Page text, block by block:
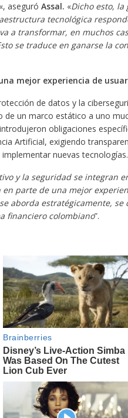
aseguró Assal. «Dicho esto, la
tecnológica
a transformar, en muchos
se traduce en ganarse la
mejor experiencia de
de datos y la
un marco estático a uno
obligaciones
Artificial, exigiendo
nuevas tecnologías.
y la seguridad se integran
parte de una mejor
aborda estratégicamente,
financiero colombiano”.